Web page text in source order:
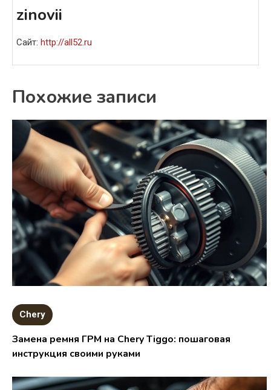
zinovii
Сайт: http://all52.ru
Похожие записи
Chery
Замена ремня ГРМ на Chery Tiggo: пошаговая
инструкция своими руками